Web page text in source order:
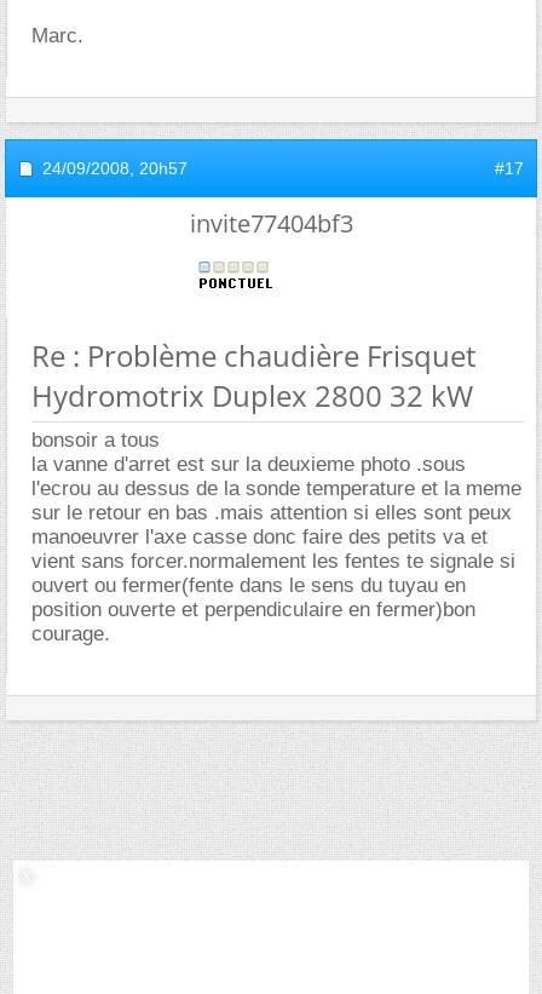
Marc.
24/09/2008, 20h57 #17
invite77404bf3
Re : Problème chaudière Frisquet
Hydromotrix Duplex 2800 32 kW
bonsoir a tous
la vanne d'arret est sur la deuxieme photo .sous
l'ecrou au dessus de la sonde temperature et la meme
sur le retour en bas .mais attention si elles sont peux
manoeuvrer l'axe casse donc faire des petits va et
vient sans forcer.normalement les fentes te signale si
ouvert ou fermer(fente dans le sens du tuyau en
position ouverte et perpendiculaire en fermer)bon
courage.